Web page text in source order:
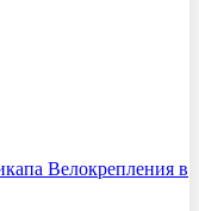
Велокрепления в